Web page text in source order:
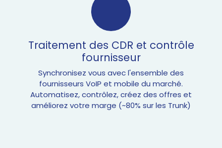
Traitement des CDR et contrôle
fournisseur
Synchronisez vous avec l'ensemble des
fournisseurs VoIP et mobile du marché.
Automatisez, contrôlez, créez des offres et
améliorez votre marge (~80% sur les Trunk)